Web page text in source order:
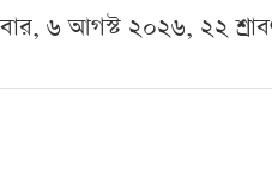
৬ আগস্ট ২০২৬, ২২